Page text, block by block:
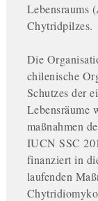
Lebensraums
Chytridpilzes.
Die
chilenische
Schutzes der
Lebensräume
maßnahmen
IUCN SSC
finanziert in
laufenden